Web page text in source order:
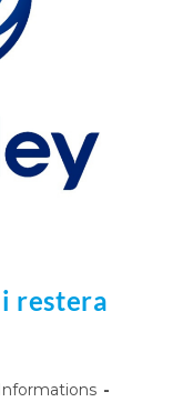
restera
Informations